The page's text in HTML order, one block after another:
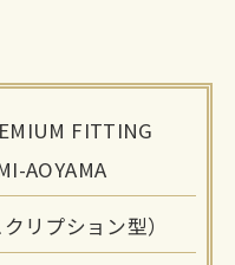
FITTING
AOYAMA
リプション型）